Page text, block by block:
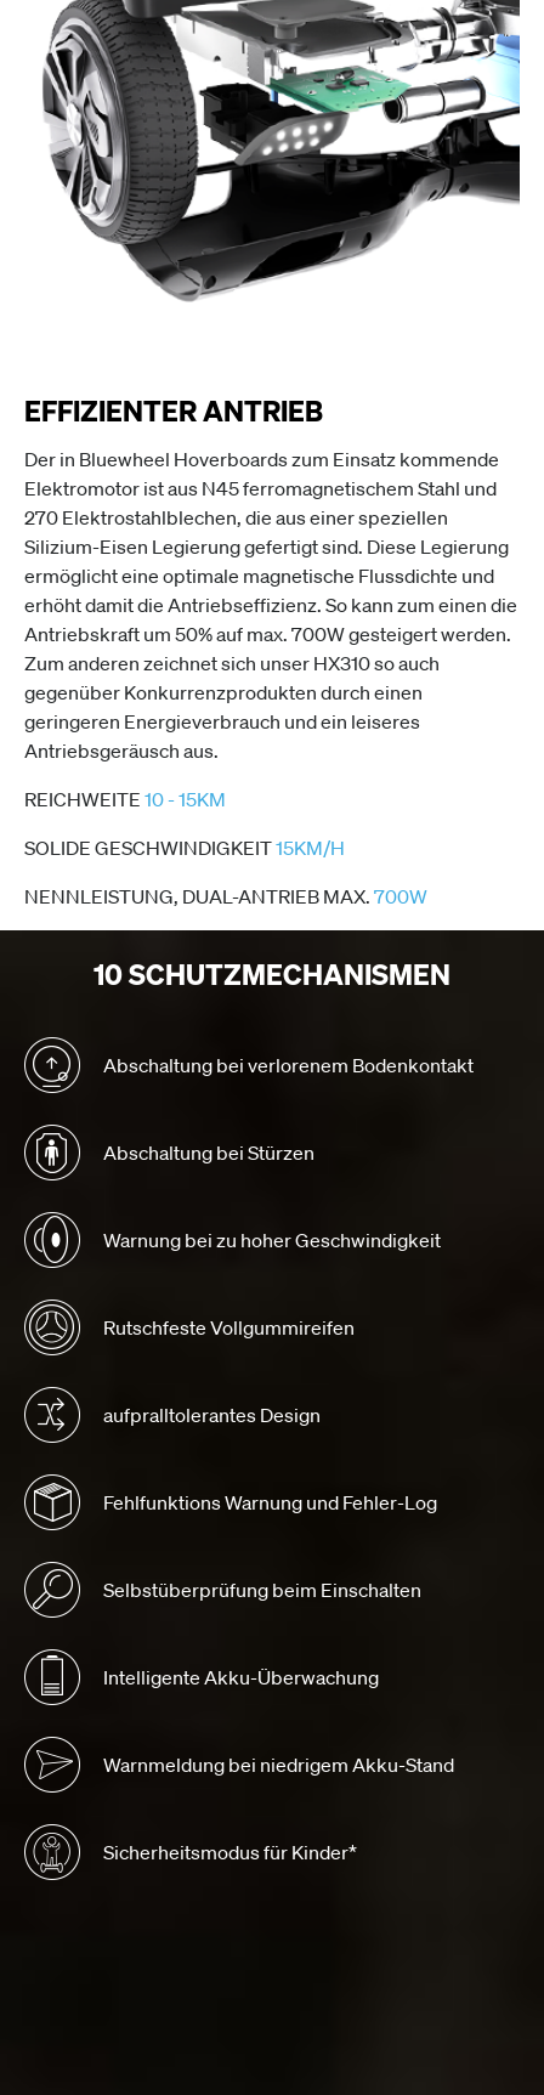
EFFIZIENTER ANTRIEB
Der in Bluewheel Hoverboards zum Einsatz kommende
Elektromotor ist aus N45 ferromagnetischem Stahl und
270 Elektrostahlblechen, die aus einer speziellen
Silizium-Eisen Legierung gefertigt sind. Diese Legierung
ermöglicht eine optimale magnetische Flussdichte und
erhöht damit die Antriebseffizienz. So kann zum einen die
Antriebskraft um 50% auf max. 700W gesteigert werden.
Zum anderen zeichnet sich unser HX310 so auch
gegenüber Konkurrenzprodukten durch einen
geringeren Energieverbrauch und ein leiseres
Antriebsgeräusch aus.
REICHWEITE 10 - 15KM
SOLIDE GESCHWINDIGKEIT15KM/H
NENNLEISTUNG, DUAL-ANTRIEB MAX. 700W
10 SCHUTZMECHANISMEN
Abschaltung bei verlorenem Bodenkontakt
Abschaltung bei Stürzen
Warnung bei zu hoher Geschwindigkeit
Rutschfeste Vollgummireifen
aufpralltolerantes Design
Fehlfunktions Warnung und Fehler-Log
Selbstüberprüfung beim Einschalten
Intelligente Akku-Überwachung
Warnmeldung bei niedrigem Akku-Stand
Sicherheitsmodus für Kinder*